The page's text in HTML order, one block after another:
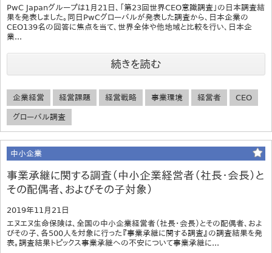
PwC Japanグループは1月21日、「第23回世界CEO意識調査」の日本調査結
果を発表しました。同日PwCグローバルが発表した調査から、日本企業の
CEO139名の回答に焦点を当て、世界全体や他地域と比較を行い、日本企
業...
続きを読む
企業経営 経営課題 経営戦略 事業環境 経営者 CEO
グローバル調査
中小企業
事業承継に関する調査（中小企業経営者（社長・会長）と
その配偶者、およびその子対象）
2019年11月21日
エヌエヌ生命保険は、全国の中小企業経営者（社長・会長）とその配偶者、およ
びその子、各500人を対象に行った『事業承継に関する調査』の調査結果を発
表。調査結果トピックス事業承継への不安について事業承継に...